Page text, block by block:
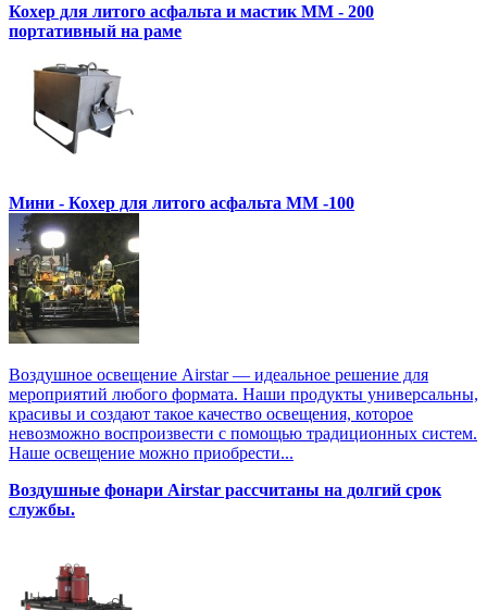
Кохер для литого асфальта и мастик MM - 200
портативный на раме
Мини - Кохер для литого асфальта MM -100
Воздушное освещение Airstar — идеальное решение для
мероприятий любого формата. Наши продукты универсальны,
красивы и создают такое качество освещения, которое
невозможно воспроизвести с помощью традиционных систем.
Наше освещение можно приобрести...
Воздушные фонари Airstar рассчитаны на долгий срок
службы.